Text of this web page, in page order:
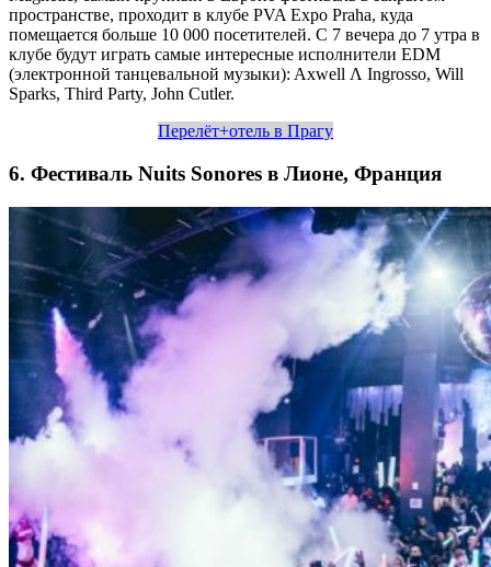
пространстве, проходит в клубе PVA Expo Praha, куда
помещается больше 10 000 посетителей. С 7 вечера до 7 утра в
клубе будут играть самые интересные исполнители EDM
(электронной танцевальной музыки): Axwell Λ Ingrosso, Will
Sparks, Third Party, John Cutler.
Перелёт+отель в Прагу
6. Фестиваль Nuits Sonores в Лионе, Франция